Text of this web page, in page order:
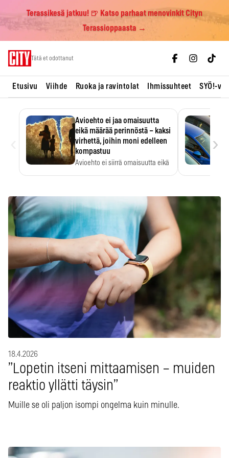
Terassikesä jatkuu! 🍺 Katso parhaat menovinkit Cityn
Terassioppaasta →
Tätä et odottanut
Etusivu Viihde Ruoka ja ravintolat Ihmissuhteet SYÖ!-
Avioehto ei jaa omaisuutta
eikä määrää perinnöstä – kaksi
virhettä, joihin moni edelleen
kompastuu
Avioehto ei siirrä omaisuutta eikä
›
18.4.2026
”Lopetin itseni mittaamisen – muiden
reaktio yllätti täysin”
Muille se oli paljon isompi ongelma kuin minulle.